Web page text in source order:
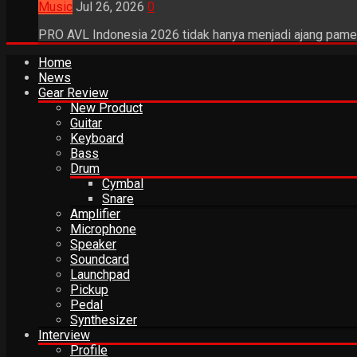
Music Jul 26, 2026 0
PRO AVL Indonesia 2026 tidak hanya menjadi ajang
Home
News
Gear Review
New Product
Guitar
Keyboard
Bass
Drum
Cymbal
Snare
Amplifier
Microphone
Speaker
Soundcard
Launchpad
Pickup
Pedal
Synthesizer
Interview
Profile